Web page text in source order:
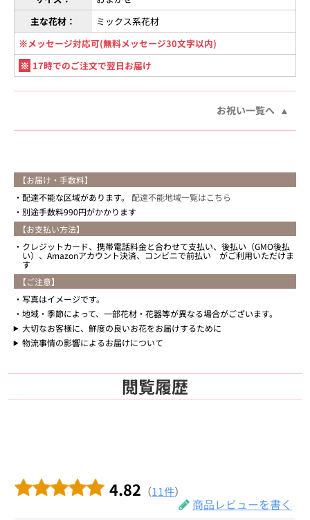
主な花材：
ミックス系花材
※メッセージ対応可(無料メッセージ30文字以内)
※ 17時でのご注文で翌日お届け
お祝い一覧へ
【お届け・手数料】
配達不能な区域があります。 配達不能地域一覧はこちら
別途手数料990円がかかります
【お支払い方法】
クレジットカード、携帯電話料金と合わせて支払い、後払い（GMO後払
い）、Amazonアカウント決済、コンビニで前払い がご利用いただけま
す
【ご注意】
写真はイメージです。
地域・季節によって、一部花材・花器等が異なる場合がございます。
大切なお客様に、鮮度の良いお花をお届けするために
物流事情の影響によるお届けについて
閲覧履歴
4.82 （11件）
商品レビューを書く